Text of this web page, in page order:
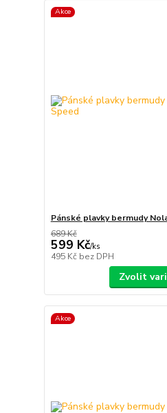
Akce
Pánské plavky bermudy
689 Kč
599 Kč/ks
495 Kč bez DPH
Zvolit
Akce